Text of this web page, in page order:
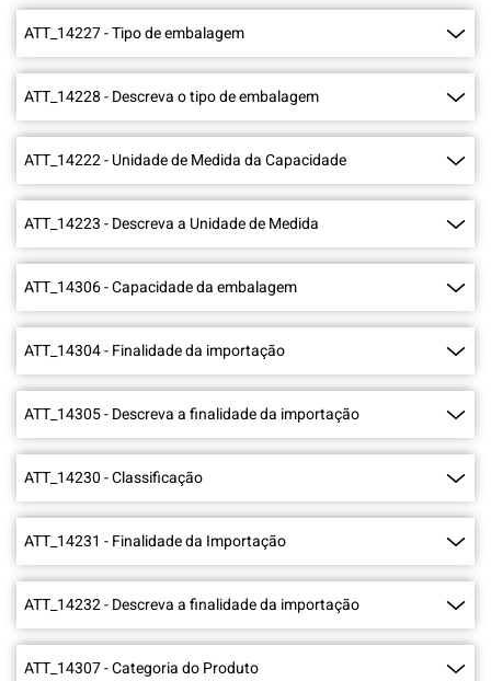
ATT_14227-Tipo de embalagem
ATT_14228 - Descreva o tipo de embalagem
ATT_14222- Unidade de Medida da Capacidade
ATT_14223 - Descreva a Unidade de Medida
ATT_14306-Capacidade da embalagem
ATT_14304- Finalidade da importação
ATT_14305- Descreva a finalidade da importação
ATT_14230 -Classificação
ATT_14231 - Finalidade da Importação
ATT_14232- Descreva a finalidade da importação
ATT_14307-Categoria do Produto